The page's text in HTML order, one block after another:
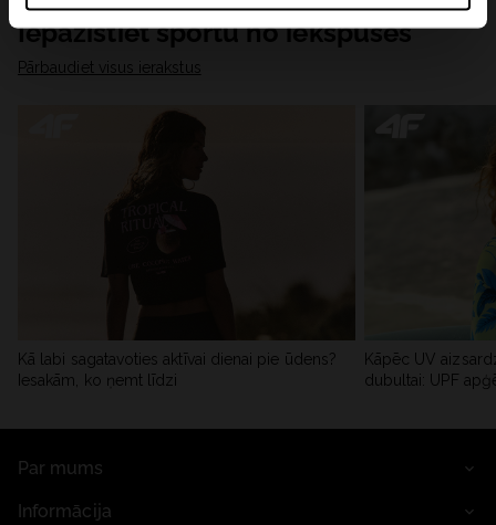
( piem. socialos tīklus). Detalizētu informāciju var atrast
mūsu Privātuma politikā un sadaļā "Detaļas".
Iepazīstiet sportu no iekšpuses
Pārbaudiet visus ierakstus
Kā labi sagatavoties aktīvai dienai pie ūdens?
Iesakām, ko ņemt līdzi
Kāpēc UV
dubultai: UPF
Par mums
Informācija